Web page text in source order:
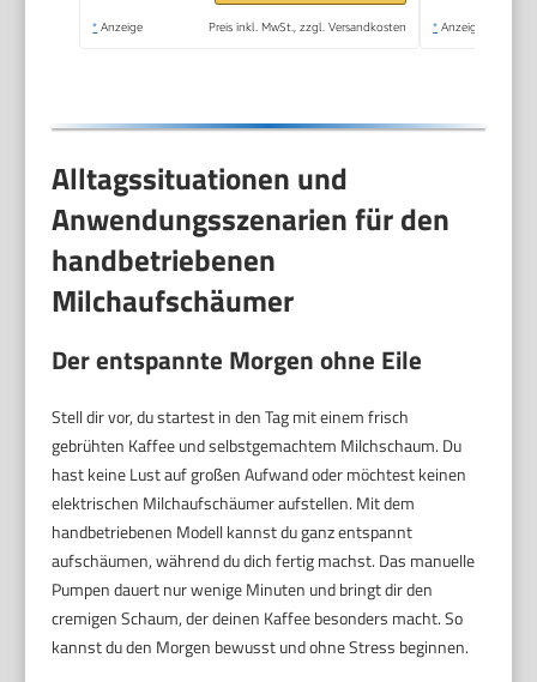
cromargan
* Anzeige Preis inkl. MwSt., zzgl. Versandkosten * Anzeige
Alltagssituationen und
Anwendungsszenarien für den
handbetriebenen
Milchaufschäumer
Der entspannte Morgen ohne Eile
Stell dir vor, du startest in den Tag mit einem frisch
gebrühten Kaffee und selbstgemachtem Milchschaum. Du
hast keine Lust auf großen Aufwand oder möchtest keinen
elektrischen Milchaufschäumer aufstellen. Mit dem
handbetriebenen Modell kannst du ganz entspannt
aufschäumen, während du dich fertig machst. Das manuelle
Pumpen dauert nur wenige Minuten und bringt dir den
cremigen Schaum, der deinen Kaffee besonders macht. So
kannst du den Morgen bewusst und ohne Stress beginnen.